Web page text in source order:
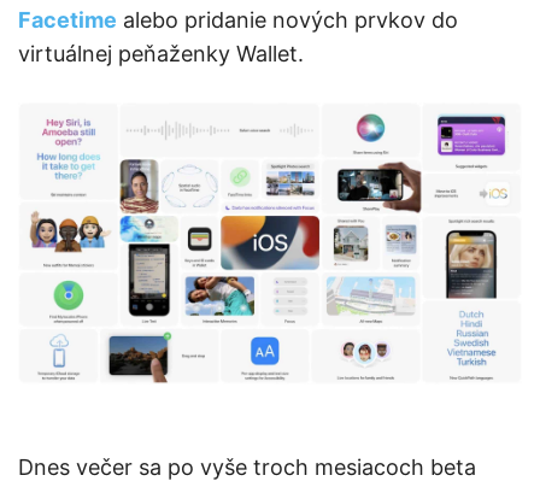
Facetime alebo pridanie nových prvkov do
virtuálnej peňaženky Wallet.
Dnes večer sa po vyše troch mesiacoch beta